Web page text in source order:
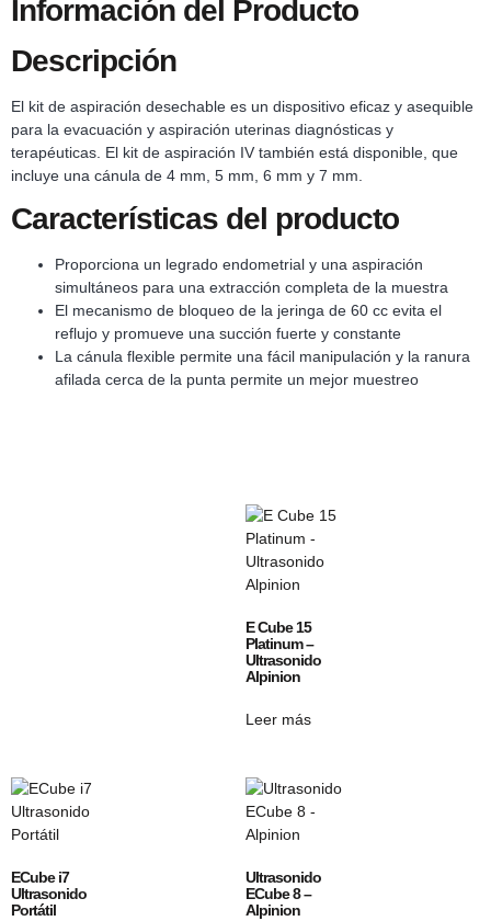
Información del Producto
Descripción
El kit de aspiración desechable es un dispositivo eficaz y asequible
para la evacuación y aspiración uterinas diagnósticas y
terapéuticas. El kit de aspiración IV también está disponible, que
incluye una cánula de 4 mm, 5 mm, 6 mm y 7 mm.
Características del producto
Proporciona un legrado endometrial y una aspiración
simultáneos para una extracción completa de la muestra
El mecanismo de bloqueo de la jeringa de 60 cc evita el
reflujo y promueve una succión fuerte y constante
La cánula flexible permite una fácil manipulación y la ranura
afilada cerca de la punta permite un mejor muestreo
E Cube 15
Platinum –
Ultrasonido
Alpinion
Leer más
ECube i7
Ultrasonido
Portátil
Ultrasonido
ECube 8 –
Alpinion